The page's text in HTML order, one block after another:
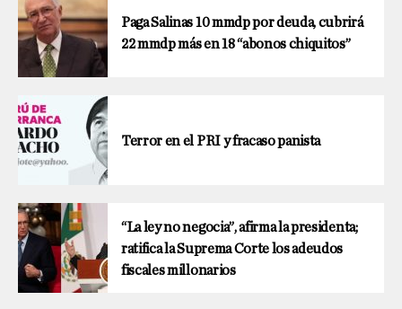
Paga Salinas 10 mmdp por deuda, cubrirá
22 mmdp más en 18 “abonos chiquitos”
Terror en el PRI y fracaso panista
“La ley no negocia”, afirma la presidenta;
ratifica la Suprema Corte los adeudos
fiscales millonarios